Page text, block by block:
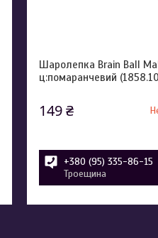
Шаролепка Brain Ball
ц:помаранчевий
149 ₴
+380 (95) 335-86-15
Троещина